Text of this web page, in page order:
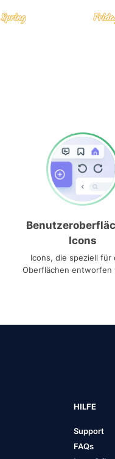
Icons
Icons, die speziell für
Oberflächen entworfen
HILFE
Support
FAQs